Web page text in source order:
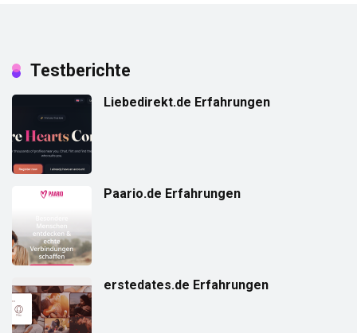
Testberichte
Liebedirekt.de Erfahrungen
Paario.de Erfahrungen
erstedates.de Erfahrungen